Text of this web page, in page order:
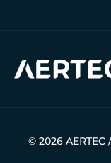
© 2026